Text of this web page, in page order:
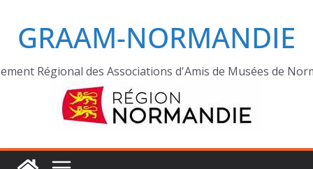
GRAAM-NORMANDIE
Régional des Associations d'Amis de Musées de